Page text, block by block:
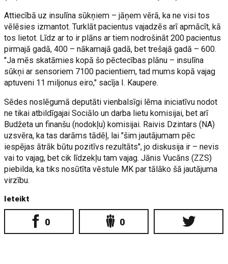
Attiecībā uz insulīna sūkņiem – jāņem vērā, ka ne visi tos
vēlēsies izmantot. Turklāt pacientus vajadzēs arī apmācīt, kā
tos lietot. Līdz ar to ir plāns ar tiem nodrošināt 200 pacientus
pirmajā gadā, 400 – nākamajā gadā, bet trešajā gadā – 600.
"Ja mēs skatāmies kopā šo pēctecības plānu – insulīna
sūkņi ar sensoriem 7100 pacientiem, tad mums kopā vajag
aptuveni 11 miljonus eiro," sacīja I. Kaupere.
Sēdes noslēgumā deputāti vienbalsīgi lēma iniciatīvu nodot
ne tikai atbildīgajai Sociālo un darba lietu komisijai, bet arī
Budžeta un finanšu (nodokļu) komisijai. Raivis Dzintars (NA)
uzsvēra, ka tas darāms tādēļ, lai "šim jautājumam pēc
iespējas ātrāk būtu pozitīvs rezultāts", jo diskusija ir – nevis
vai to vajag, bet cik līdzekļu tam vajag. Jānis Vucāns (ZZS)
piebilda, ka tiks nosūtīta vēstule MK par tālāko šā jautājuma
virzību.
Ieteikt
0 0